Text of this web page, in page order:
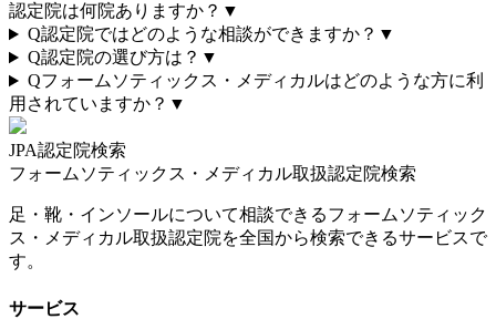
認定院は何院ありますか？ ▼
Q認定院ではどのような相談ができますか？ ▼
Q認定院の選び方は？ ▼
Qフォームソティックス・メディカルはどのような方に利
用されていますか？ ▼
JPA認定院検索
フォームソティックス・メディカル取扱認定院検索
足・靴・インソールについて相談できるフォームソティック
ス・メディカル取扱認定院を全国から検索できるサービスで
す。
サービス